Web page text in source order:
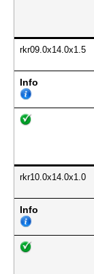
rkr09.0x14.0x1.5
Info
rkr10.0x14.0x1.0
Info